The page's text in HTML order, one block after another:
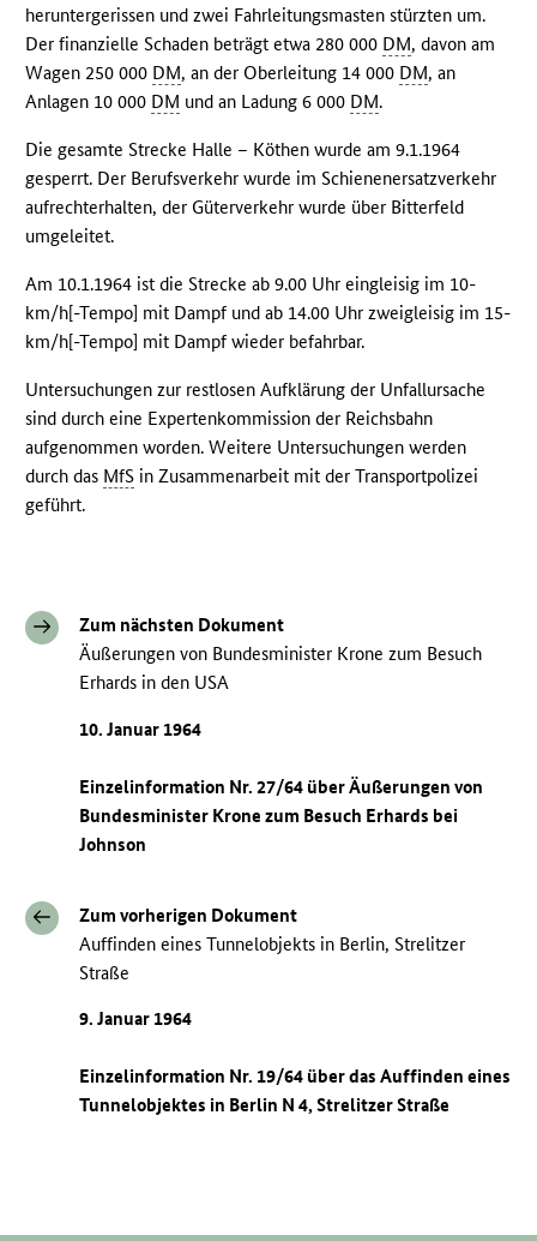
heruntergerissen und zwei Fahrleitungsmasten stürzten um.
Der finanzielle Schaden beträgt etwa 280 000 DM, davon am
Wagen 250 000 DM, an der Oberleitung 14 000 DM, an
Anlagen 10 000 DM und an Ladung 6 000 DM.
Die gesamte Strecke Halle – Köthen wurde am 9.1.1964
gesperrt. Der Berufsverkehr wurde im Schienenersatzverkehr
aufrechterhalten, der Güterverkehr wurde über Bitterfeld
umgeleitet.
Am 10.1.1964 ist die Strecke ab 9.00 Uhr eingleisig im 10-
km/h[-Tempo] mit Dampf und ab 14.00 Uhr zweigleisig im 15-
km/h[-Tempo] mit Dampf wieder befahrbar.
Untersuchungen zur restlosen Aufklärung der Unfallursache
sind durch eine Expertenkommission der Reichsbahn
aufgenommen worden. Weitere Untersuchungen werden
durch das MfS in Zusammenarbeit mit der Transportpolizei
geführt.
Zum nächsten Dokument
Äußerungen von Bundesminister Krone zum Besuch
Erhards in den USA
10. Januar 1964
Einzelinformation Nr. 27/64 über Äußerungen von
Bundesminister Krone zum Besuch Erhards bei
Johnson
Zum vorherigen Dokument
Auffinden eines Tunnelobjekts in Berlin, Strelitzer
Straße
9. Januar 1964
Einzelinformation Nr. 19/64 über das Auffinden eines
Tunnelobjektes in Berlin N 4, Strelitzer Straße